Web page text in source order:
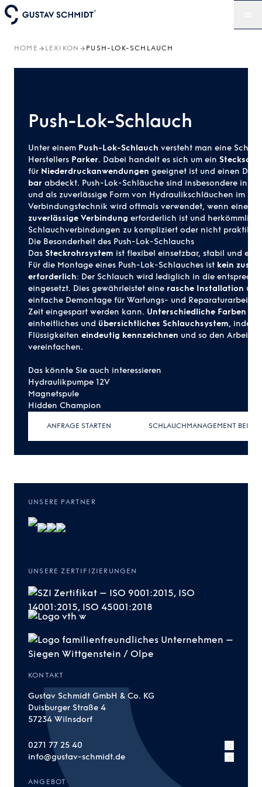
HOME LEXIKON PUSH-LOK-SCHLAUCH
Push-Lok-Schlauch
Unter einem Push-Lok-Schlauch versteht man eine
Herstellers Parker. Dabei handelt es sich um ein
für Niederdruckanwendungen geeignet ist und einen
bar abdeckt. Push-Lok-Schläuche sind insbesondere in
und als zuverlässige Form von Hydraulikschläuchen im
Verbindungstechnik wird oftmals verwendet, wenn eine
zuverlässige Verbindung erforderlich ist und
Schlauchverbindungen zu kompliziert oder nicht
Die Besonderheit des Push-Lok-Schlauchs
Das Steckrohrsystem ist flexibel einsetzbar, stabil und
Für die Montage eines Push-Lok-Schlauches ist kein
erforderlich: Der Schlauch wird lediglich in die
eingesetzt. Dies gewährleistet eine rasche Installation
einfache Demontage für Wartungs- und Reparaturarbeiten
Zeit eingespart werden kann. Unterschiedliche Farben
einheitliches und übersichtliches Schlauchsystem, indem
Flüssigkeiten eindeutig kennzeichnen und so den
vereinfachen.
Das könnte Sie auch interessieren
Hydraulikpumpe 12V
Magnetspule
Hidden Champion
ANFRAGE STARTEN SCHLAUCHMANAGEMENT BEI
UNSERE PARTNER
UNSERE ZERTIFIZIERUNGEN
KONTAKT
Gustav Schmidt GmbH & Co. KG
Duisburger Straße 4
57234 Wilnsdorf
0271 77 25 40
info@gustav-schmidt.de
ANGEBOT